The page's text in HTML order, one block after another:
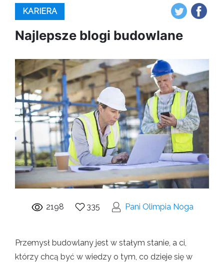
KARIERA
Najlepsze blogi budowlane
2198 335 Pani Olimpia Noga
Przemysł budowlany jest w stałym stanie, a ci,
którzy chcą być w wiedzy o tym, co dzieje się w